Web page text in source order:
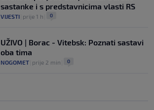
sastanke i s predstavnicima vlasti RS
VIJESTI prije 1 h 0
UŽIVO | Borac - Vitebsk: Poznati sastavi
oba tima
NOGOMET prije 2 min 0